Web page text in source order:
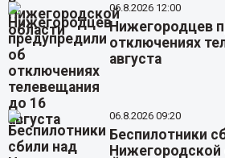
06.8.2026 12:00
Нижегородцев
отключениях
августа
06.8.2026 09:20
Беспилотники
Нижегородской